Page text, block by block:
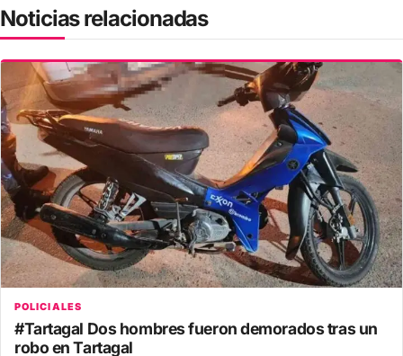
Noticias relacionadas
POLICIALES
#Tartagal Dos hombres fueron demorados tras un
robo en Tartagal